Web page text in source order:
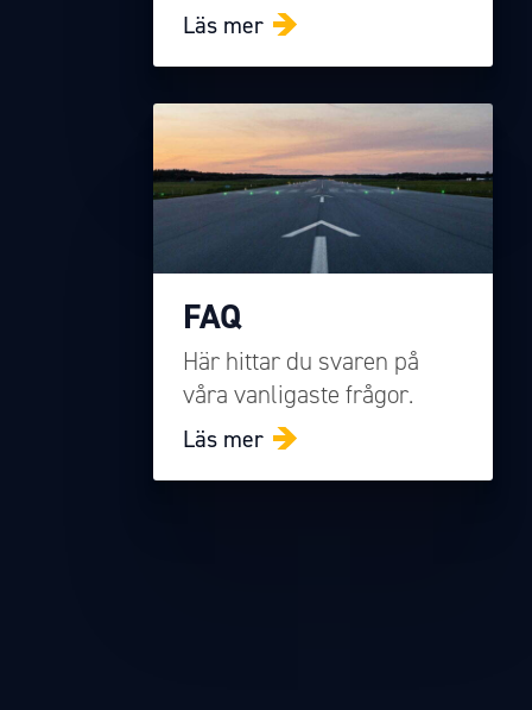
Läs mer
FAQ
Här hittar du svaren på
våra vanligaste frågor.
Läs mer